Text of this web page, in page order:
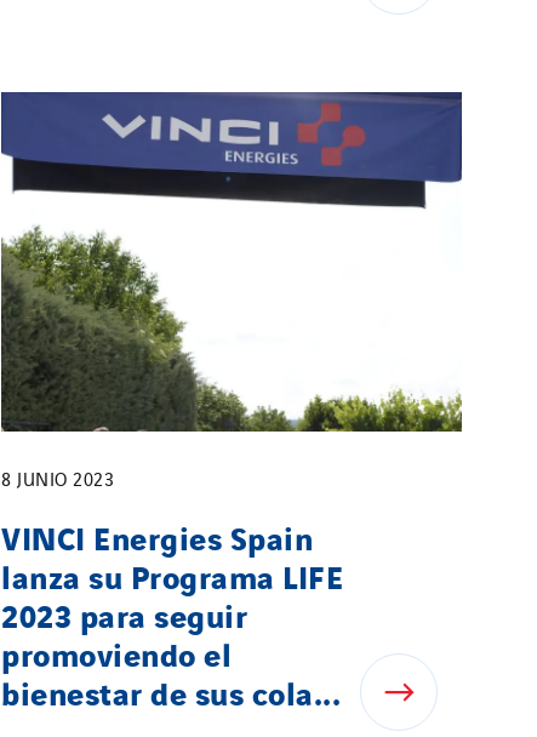
8 JUNIO 2023
VINCI Energies Spain
lanza su Programa LIFE
2023 para seguir
promoviendo el
bienestar de sus cola...